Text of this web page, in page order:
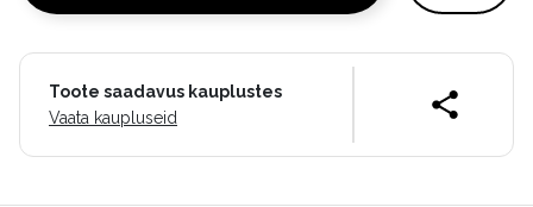
Toote saadavus kauplustes
Vaata kaupluseid